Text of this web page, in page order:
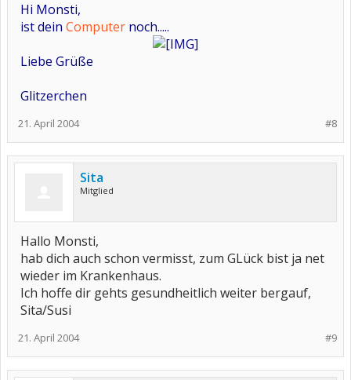
Hi Monsti,
ist dein Computer noch.....
Liebe Grüße
Glitzerchen
#8
21. April 2004
Sita
Mitglied
Hallo Monsti,
hab dich auch schon vermisst, zum GLück bist ja net
wieder im Krankenhaus.
Ich hoffe dir gehts gesundheitlich weiter bergauf,
Sita/Susi
#9
21. April 2004